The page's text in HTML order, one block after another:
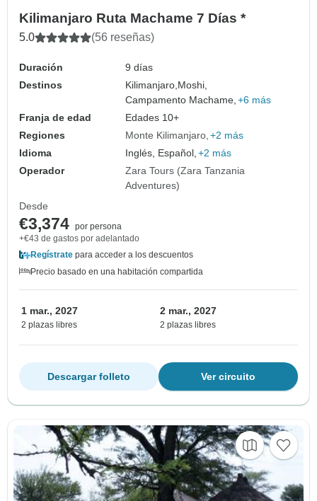
Kilimanjaro Ruta Machame 7 Días *
5.0 (56 reseñas)
Duración
9 días
Destinos
Kilimanjaro, Moshi,
Campamento Machame, +6 más
Franja de edad
Edades 10+
Regiones
Monte Kilimanjaro +2 más
Idioma
Inglés, Español, +2 más
Operador
Zara Tours (Zara Tanzania
Adventures)
Desde
€3,374 por persona
+€43 de gastos por adelantado
Regístrate para acceder a los descuentos
Precio basado en una habitación compartida
1 mar., 2027
2 plazas libres
2 mar., 2027
2 plazas libres
Ver circuito
Descargar folleto